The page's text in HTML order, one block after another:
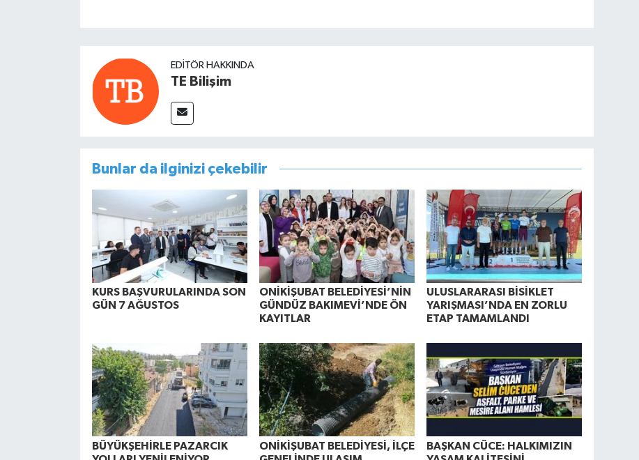
EDITÖR HAKKINDA
TE Bilişim
Bunlar da ilginizi çekebilir
KURS BAŞVURULARINDA SON
GÜN 7 AĞUSTOS
ONİKİŞUBAT BELEDİYESİ’NİN
GÜNDÜZ BAKIMEVİ’NDE ÖN
KAYITLAR
ULUSLARARASI BİSİKLET
YARIŞMASI’NDA EN ZORLU
ETAP TAMAMLANDI
BÜYÜKŞEHİRLE PAZARCIK
ONİKİŞUBAT BELEDİYESİ, İLÇE
BAŞKAN CÜCE: HALKIMIZIN